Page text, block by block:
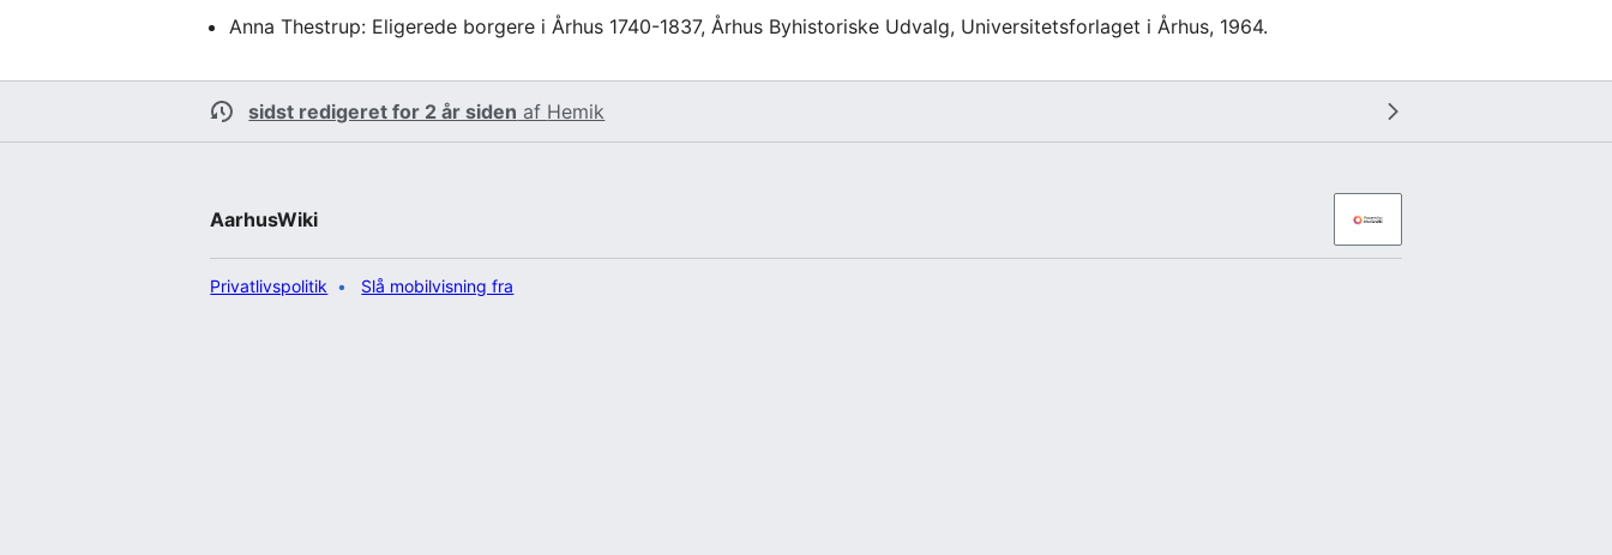
Anna Thestrup: Eligerede borgere i Århus 1740-1837, Århus Byhistoriske Udvalg, Universitetsforlaget i Århus, 1964.
sidst redigeret for 2 år siden af Hemik
AarhusWiki
Privatlivspolitik Slå mobilvisning fra